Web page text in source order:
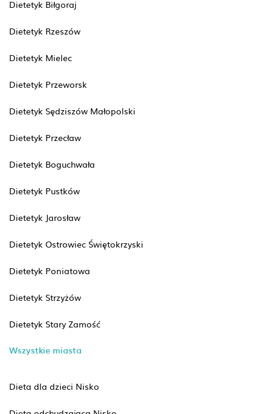
Dietetyk Biłgoraj
Dietetyk Rzeszów
Dietetyk Mielec
Dietetyk Przeworsk
Dietetyk Sędziszów Małopolski
Dietetyk Przecław
Dietetyk Boguchwała
Dietetyk Pustków
Dietetyk Jarosław
Dietetyk Ostrowiec Świętokrzyski
Dietetyk Poniatowa
Dietetyk Strzyżów
Dietetyk Stary Zamość
Wszystkie miasta
Dieta dla dzieci Nisko